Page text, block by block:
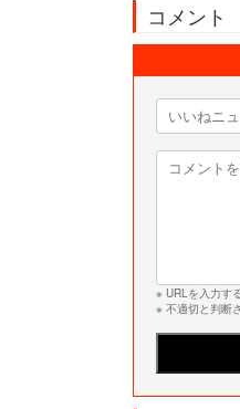
コメント
※ URLを入力す
※ 不適切と判断